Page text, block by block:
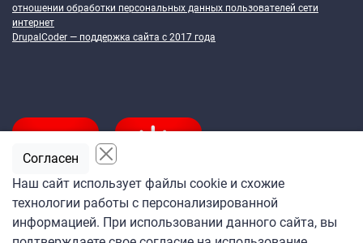
отношении обработки персональных данных пользователей сети
интернет
DrupalCoder — поддержка сайта c 2017 года
Подпишитесь
на ежедневную рассылку
Наш сайт использует файлы cookie и схожие
технологии работы с персонализированной
информацией. При использовании данного сайта, вы
Согласен